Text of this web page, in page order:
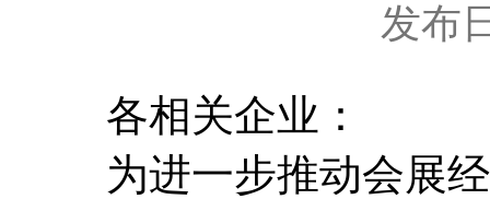
发布
各相关企业：
为进一步推动会展